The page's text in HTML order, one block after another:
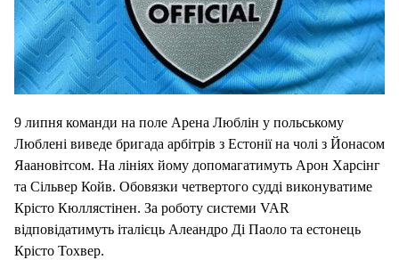
9 липня команди на поле Арена Люблін у польському
Люблені виведе бригада арбітрів з Естонії на чолі з Йонасом
Яаановітсом. На лініях йому допомагатимуть Арон Харсінг
та Сільвер Койв. Обовязки четвертого судді виконуватиме
Крісто Кюллястінен. За роботу системи VAR
відповідатимуть італієць Алеандро Ді Паоло та естонець
Крісто Тохвер.